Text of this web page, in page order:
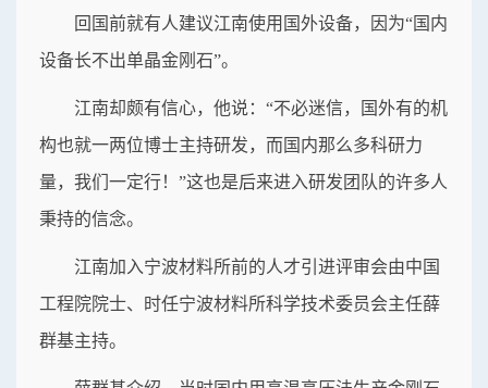
回国前就有人建议江南使用国外设备，因为“国内
设备长不出单晶金刚石”。
江南却颇有信心，他说：“不必迷信，国外有的机
构也就一两位博士主持研发，而国内那么多科研力
量，我们一定行！”这也是后来进入研发团队的许多人
秉持的信念。
江南加入宁波材料所前的人才引进评审会由中国
工程院院士、时任宁波材料所科学技术委员会主任薛
群基主持。